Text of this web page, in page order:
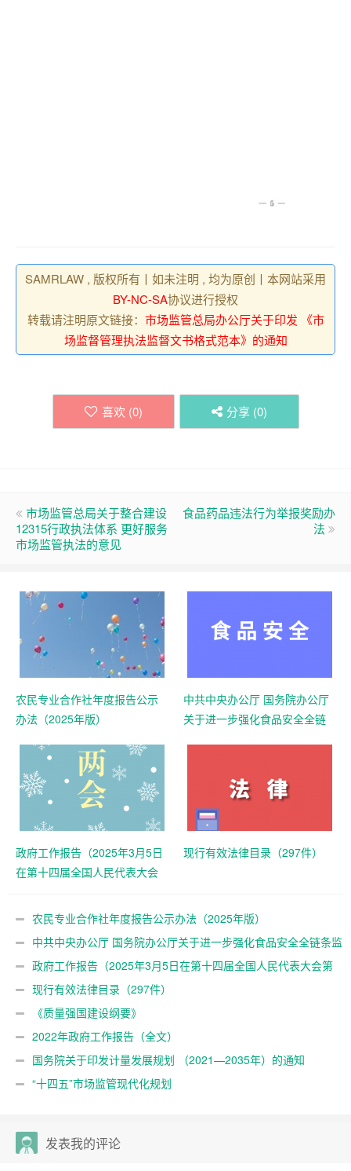
SAMRLAW , 版权所有丨如未注明 , 均为原创丨本网站采用
BY-NC-SA协议进行授权
转载请注明原文链接： 市场监管总局办公厅关于印发 《市
场监督管理执法监督文书格式范本》的通知
喜欢 (0) 分享 (0)
市场监管总局关于整合建设
12315行政执法体系 更好服务
市场监管执法的意见
食品药品违法行为举报奖励办
法
农民专业合作社年度报告公示
办法（2025年版）
中共中央办公厅 国务院办公厅
关于进一步强化食品安全全链
政府工作报告（2025年3月5日
在第十四届全国人民代表大会
现行有效法律目录（297件）
农民专业合作社年度报告公示办法（2025年版）
中共中央办公厅 国务院办公厅关于进一步强化食品安全全链条监
管的意见
政府工作报告（2025年3月5日在第十四届全国人民代表大会第
三次会议上）
现行有效法律目录（297件）
《质量强国建设纲要》
2022年政府工作报告（全文）
国务院关于印发计量发展规划 （2021—2035年）的通知
“十四五”市场监管现代化规划
发表我的评论